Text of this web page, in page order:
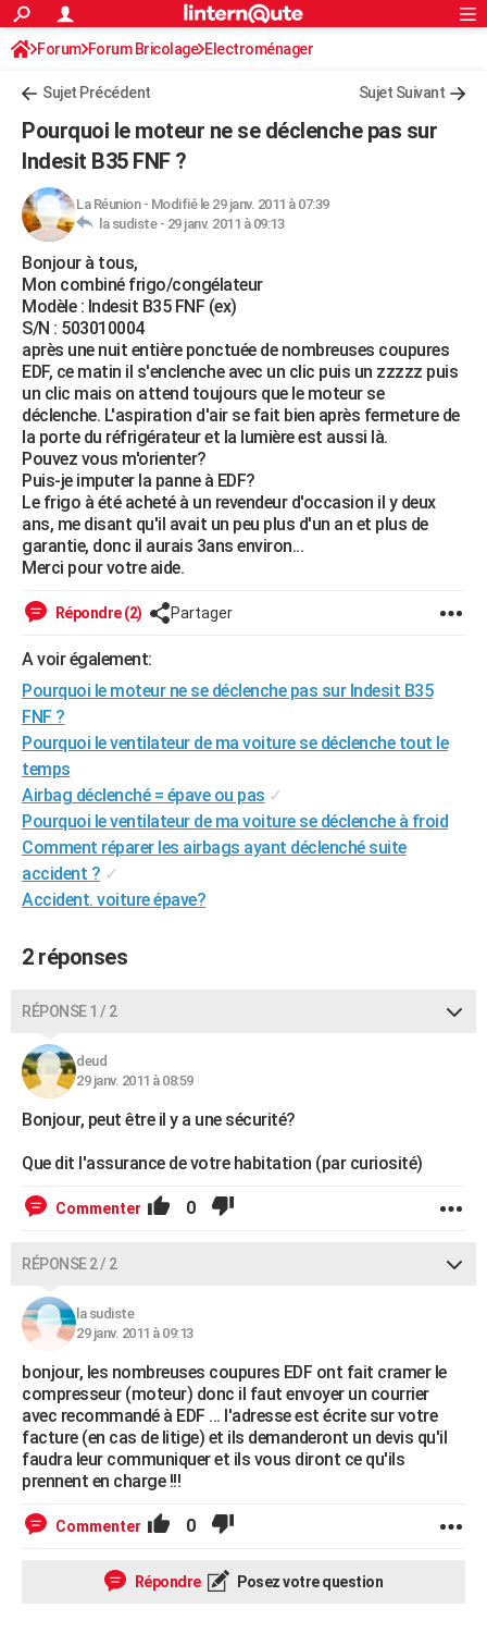
ACTUALITÉS
Politique
Société
Faits Divers
Education
Monde
Villes
+
Programme TV
TNTStreaming
Cinéma
Sorties cinéma
Musique
+FINANCE
Retraite
Impôts
Epargne
Immobilier
Risques naturels par ville
Banque
Assurance
Crédit
AUTO
Essais
Réserver un essai
Citadines
Berlines
SUV
Forum auto
HIGH-TECH
Mobiles
Meilleur smartphone
Internet
Ordinateurs
Jeux vidéo
Guide high-tech
BRICOLAGE
Forum
Aménagement intérieur
Extérieur
Cuisine
Salle de bains
Jardinage
Rangement
WEEK-END
Guides de France
Escapades
Patrimoine
Expositions
Musées
Week-end nature
+LIFESTYLE
Art de vivre
Bien-être
Loisirs
Mode
Modes de vie
SANTE
Alimentation
Guide de la santé
Maladies
Médicaments
Sommeil
VOYAGE
Destinations
City break
Voyage nature
Voyage de noces
Forum
Climat
+PHOTO
GUIDES D'ACHAT
BONS PLANS
Carte de Noël
Carte Bonne année
Carte Saint-Valentin
Carte Pâques
Carte d'anniversaire
DICTIONNAIRE
Dictionnaire
Biographies
Citations
Expressions
Proverbes
PROGRAMME TV
COPAINS D'AVANT
S'inscrire
Se connecter
Lycées
Collèges
Primaires
Universités
Entreprises
Service militaire
Avis de recherche
AVIS DE DÉCÈS
FORUM
Bricolage
Lifestyle
Culture
Sport
Auto
Television
Voyage
Cinema
S'inscrire
Connexion
Forum Forum Bricolage Electroménager
Sujet Précédent Sujet Suivant
Pourquoi le moteur ne se déclenche pas sur
Indesit B35 FNF ?
La Réunion- Modifié le 29 janv. 2011 à 07:39
la sudiste - 29 janv. 2011 à 09:13
Bonjour à tous,
Mon combiné frigo/congélateur
Modèle : Indesit B35 FNF (ex)
S/N : 503010004
après une nuit entière ponctuée de nombreuses coupures
EDF, ce matin il s'enclenche avec un clic puis un zzzzz puis
un clic mais on attend toujours que le moteur se
déclenche. L'aspiration d'air se fait bien après fermeture de
la porte du réfrigérateur et la lumière est aussi là.
Pouvez vous m'orienter?
Puis-je imputer la panne à EDF?
Le frigo à été acheté à un revendeur d'occasion il y deux
ans, me disant qu'il avait un peu plus d'un an et plus de
garantie, donc il aurais 3ans environ...
Merci pour votre aide.
Répondre (2) Partager
A voir également:
Pourquoi le moteur ne se déclenche pas sur Indesit B35
FNF ?
Pourquoi le ventilateur de ma voiture se déclenche tout le
temps
Airbag déclenché = épave ou pas ✓
Pourquoi le ventilateur de ma voiture se déclenche à froid
Comment réparer les airbags ayant déclenché suite
accident ? ✓
Accident. voiture épave?
2 réponses
RÉPONSE 1 / 2
deud
29 janv. 2011 à 08:59
Bonjour, peut être il y a une sécurité?
Que dit l'assurance de votre habitation (par curiosité)
Commenter 0
RÉPONSE 2 / 2
la sudiste
29 janv. 2011 à 09:13
bonjour, les nombreuses coupures EDF ont fait cramer le
compresseur (moteur) donc il faut envoyer un courrier
avec recommandé à EDF ... l'adresse est écrite sur votre
facture (en cas de litige) et ils demanderont un devis qu'il
faudra leur communiquer et ils vous diront ce qu'ils
prennent en charge !!!
Commenter 0
Répondre Posez votre question